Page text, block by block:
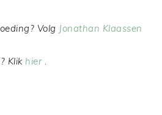
Volg Jonathan Klaassen
Klik hier.